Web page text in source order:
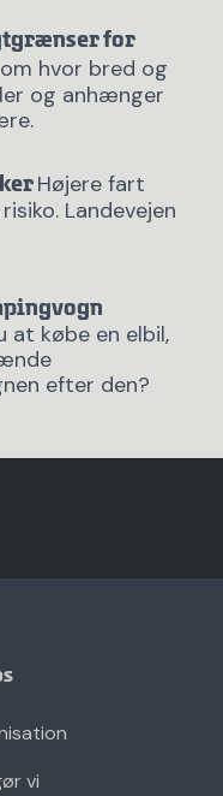
for
hvor bred og
og anhænger
Højere fart
Landevejen
at købe en elbil,
efter den?
vi